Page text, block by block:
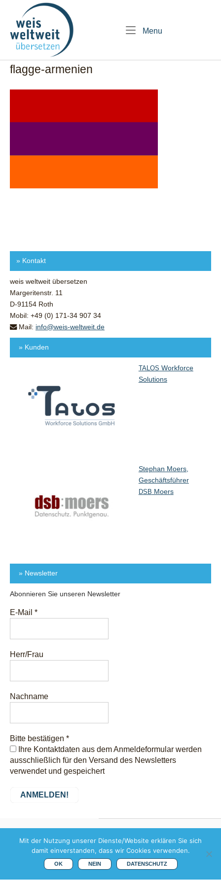
content
Menu
flagge-armenien
»Kontakt
weis weltweit übersetzen
Margeritenstr. 11
D-91154 Roth
Mobil: +49 (0) 171-34 907 34
Mail: info@weis-weltweit.de
» Kunden
TALOS Workforce
Solutions
Stephan Moers,
Geschäftsführer
DSB Moers
» Newsletter
Abonnieren Sie unseren Newsletter
E-Mail *
Herr/Frau
Nachname
Bitte bestätigen *
Ihre Kontaktdaten aus dem Anmeldeformular werden
ausschließlich für den Versand des Newsletters
verwendet und gespeichert
weltweit übersetzen |
Margeritenstr. 11 | D-91154
Roth |Mail|Impressum
Datenschutz
Theme by
SiteOrigin
Mit der Nutzung unserer Dienste/Website erklären Sie sich
damit einverstanden, dass wir Cookies verwenden.
OK NEIN DATENSCHUTZ